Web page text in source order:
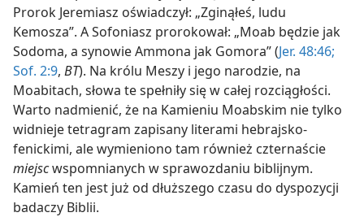
Prorok Jeremiasz oświadczył: „Zginąłeś, ludu
Kemosza”. A Sofoniasz prorokował: „Moab będzie jak
Sodoma, a synowie Ammona jak Gomora” (Jer. 48:46;
Sof. 2:9, BT). Na królu Meszy i jego narodzie, na
Moabitach, słowa te spełniły się w całej rozciągłości.
Warto nadmienić, że na Kamieniu Moabskim nie tylko
widnieje tetragram zapisany literami hebrajsko-
fenickimi, ale wymieniono tam również czternaście
miejscwspomnianych w sprawozdaniu biblijnym.
Kamień ten jest już od dłuższego czasu do dyspozycji
badaczy Biblii.